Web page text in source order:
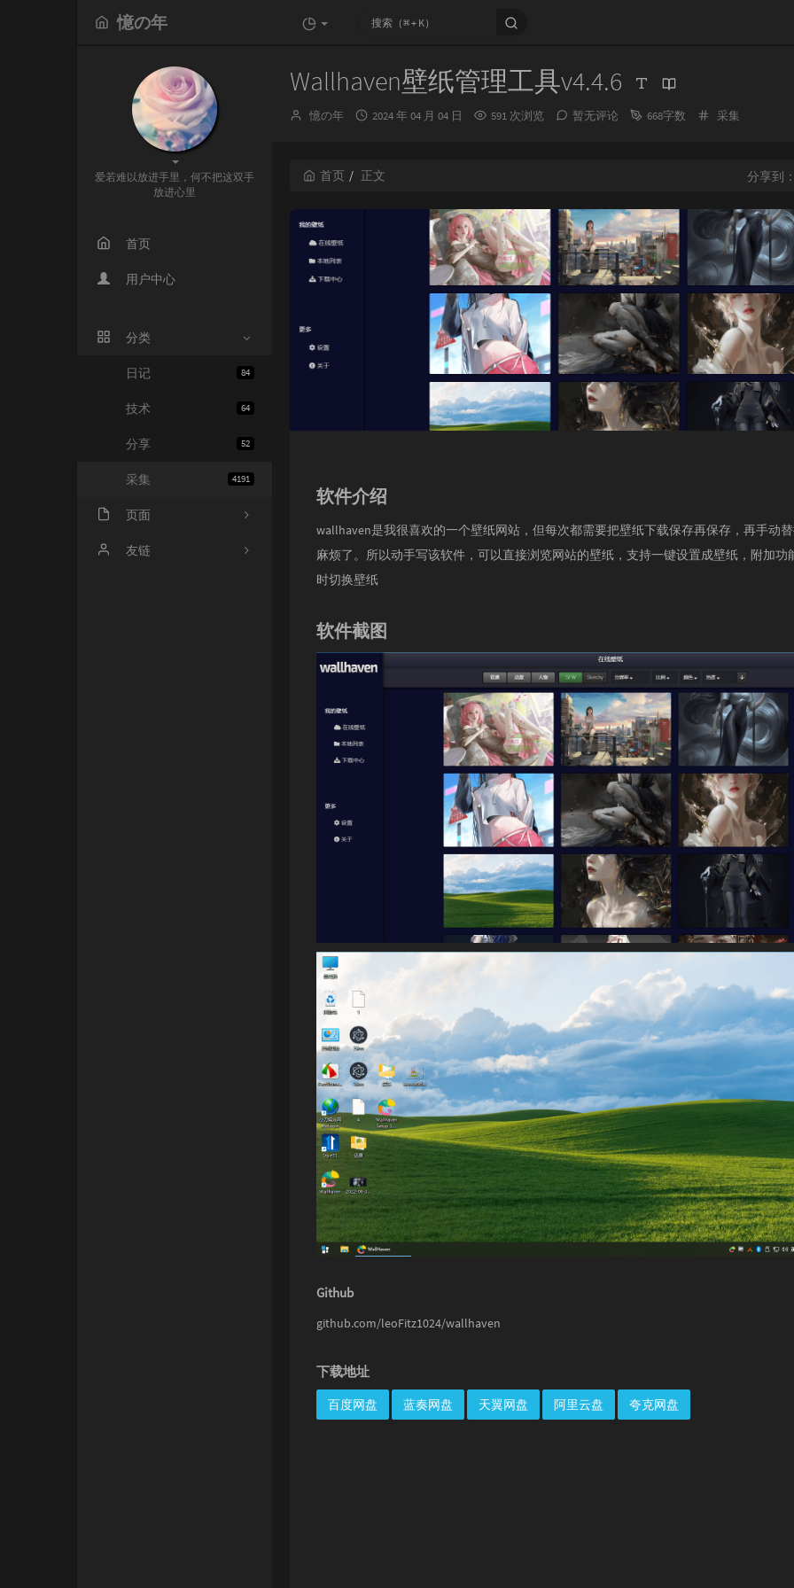
憶の年
爱若难以放进手里，何不把这双手
放进心里
首页
用户中心
分类
84
日记
64
技术
52
分享
4191
采集
页面
会员中心
友链
Wallhaven壁纸管理工具v4.4.6
博
憶の年
发
2024 年 04 月 04 日 591 次浏览 暂无评论 668字数
分
采集
首页 正文 分享到
软件介绍
wallhaven是我很喜欢的一个壁纸网站，但每次都需要把壁纸下载保存再保存，再手动
麻烦了。所以动手写该软件，可以直接浏览网站的壁纸，支持一键设置成壁纸，附加功
时切换壁纸
软件截图
Github
github.com/leoFitz1024/wallhaven
下载地址
百度网盘 蓝奏网盘 天翼网盘 阿里云盘 夸克网盘